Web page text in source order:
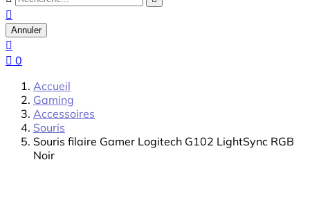

Annuler

 0
Accueil
Gaming
Accessoires
Souris
Souris filaire Gamer Logitech G102 LightSync RGB
Noir